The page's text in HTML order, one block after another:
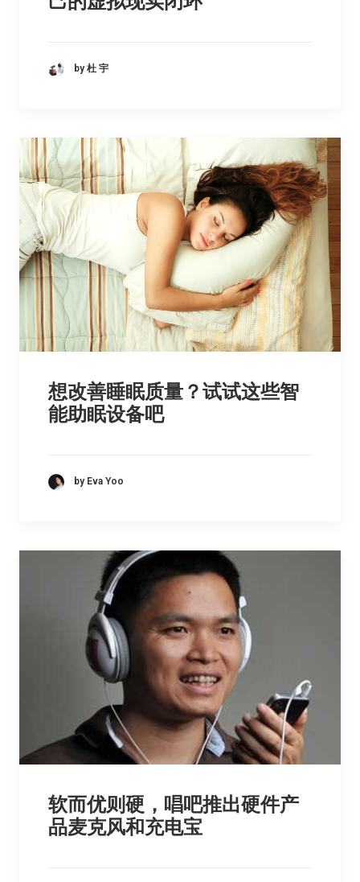
by 杜 宇
想改善睡眠质量？试试这些智
能助眠设备吧
by Eva Yoo
软而优则硬，唱吧推出硬件产
品麦克风和充电宝